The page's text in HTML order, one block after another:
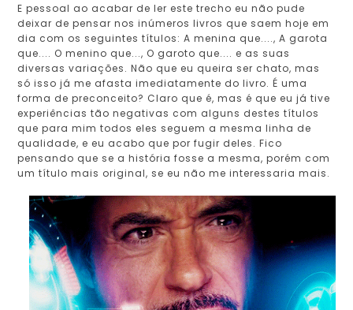
E pessoal ao acabar de ler este trecho eu não pude
deixar de pensar nos inúmeros livros que saem hoje em
dia com os seguintes títulos: A menina que...., A garota
que.... O menino que..., O garoto que.... e as suas
diversas variações. Não que eu queira ser chato, mas
só isso já me afasta imediatamente do livro. É uma
forma de preconceito? Claro que é, mas é que eu já tive
experiências tão negativas com alguns destes títulos
que para mim todos eles seguem a mesma linha de
qualidade, e eu acabo que por fugir deles. Fico
pensando que se a história fosse a mesma, porém com
um título mais original, se eu não me interessaria mais.